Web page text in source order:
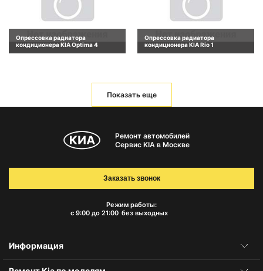
Опрессовка радиатора
кондиционера KIA Optima 4
Опрессовка радиатора
кондиционера KIA Rio 1
Показать еще
Ремонт автомобилей
Сервис KIA в Москве
Режим работы:
с 9:00 до 21:00 без выходных
Заказать звонок
Информация